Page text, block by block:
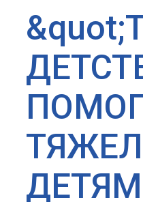
ДЕТЯМ